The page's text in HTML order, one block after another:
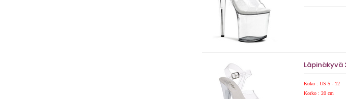
Läpinäkyvä
Koko : US 5 - 12
Korko : 20 cm